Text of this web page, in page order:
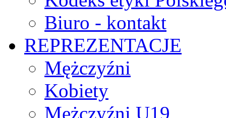
Biuro - kontakt
REPREZENTACJE
Mężczyźni
Kobiety
Mężczyźni U19